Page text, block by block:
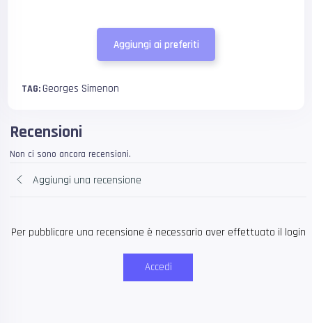
Aggiungi ai preferiti
TAG:Georges Simenon
Recensioni
Non ci sono ancora recensioni.
Aggiungi una recensione
Per pubblicare una recensione è necessario aver effettuato il login
Accedi